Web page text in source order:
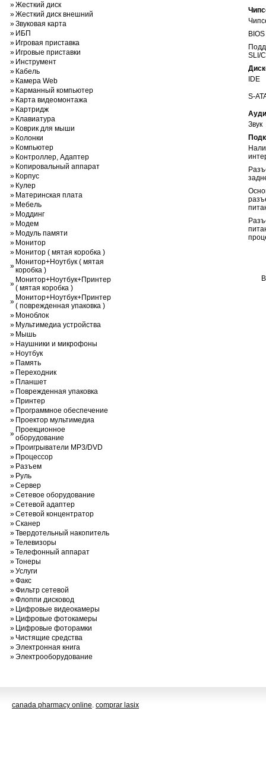
»Жесткий диск
»Жесткий диск внешний
»Звуковая карта
» ИБП
» Игровая приставка
» Игровые приставки
» Инструмент
» Кабель
» Камера Web
» Карманный компьютер
» Карта видеомонтажа
» Картридж
» Клавиатура
» Коврик для мыши
» Колонки
» Компьютер
» Контроллер, Адаптер
» Копировальный аппарат
» Корпус
» Кулер
» Материнская плата
» Мебель
» Моддинг
» Модем
» Модуль памяти
» Монитор
» Монитор ( мятая коробка )
» Монитор+Ноутбук ( мятая
коробка )
» Монитор+Ноутбук+Принтер
( мятая коробка )
» Монитор+Ноутбук+Принтер
( поврежденная упаковка )
» Моноблок
» Мультимедиа устройства
» Мышь
» Наушники и микрофоны
» Ноутбук
» Память
» Переходник
» Планшет
» Поврежденная упаковка
» Принтер
» Программное обеспечение
» Проектор мультимедиа
» Проекционное
оборудование
» Проигрыватели MP3/DVD
» Процессор
» Разъем
» Руль
»Сервер
»Сетевое оборудование
»Сетевой адаптер
»Сетевой концентратор
»Сканер
»Твердотельный накопитель
»Телевизоры
»Телефонный аппарат
»Тонеры
»Услуги
»Факс
»Фильтр сетевой
»Флоппи дисковод
» Цифровые видеокамеры
» Цифровые фотокамеры
» Цифровые фоторамки
» Чистящие средства
»Электронная книга
»Электрооборудование
BIOS
SLI/
IDE
S-
Звук
canada pharmacy online. comprar lasix